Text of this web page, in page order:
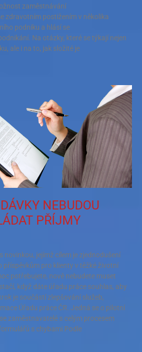
zaměstnávání
zdravotním postižením v několika
podniku a hlásí se
Na otázky, které se týkají nejen
ale i na to, jak složité je
NEBUDOU
PŘÍJMY
novinkou, jejímž cílem je zjednodušení
příspěvkům pro klienty v těžké životní
potřebujete, nově nebudete muset
když dáte úřadu práce souhlas, aby
je součástí zlepšování služeb,
Úřadu práce ČR. Jedná se o pilotní
zaměstnavatelé s celým procesem
s chybami Podle